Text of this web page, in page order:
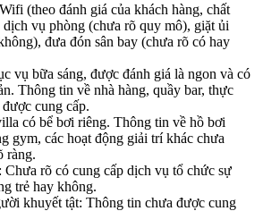
(theo đánh giá của khách hàng, chất
vụ phòng (chưa rõ quy mô), giặt ủi
đưa đón sân bay (chưa rõ có hay
vụ bữa sáng, được đánh giá là ngon và có
Thông tin về nhà hàng, quầy bar, thực
cung cấp.
có bể bơi riêng. Thông tin về hồ bơi
gym, các hoạt động giải trí khác chưa
ràng.
Chưa rõ có cung cấp dịch vụ tổ chức sự
trẻ hay không.
khuyết tật: Thông tin chưa được cung